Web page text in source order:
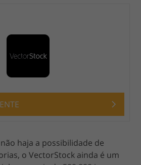
haja a possibilidade de
o VectorStock ainda é um